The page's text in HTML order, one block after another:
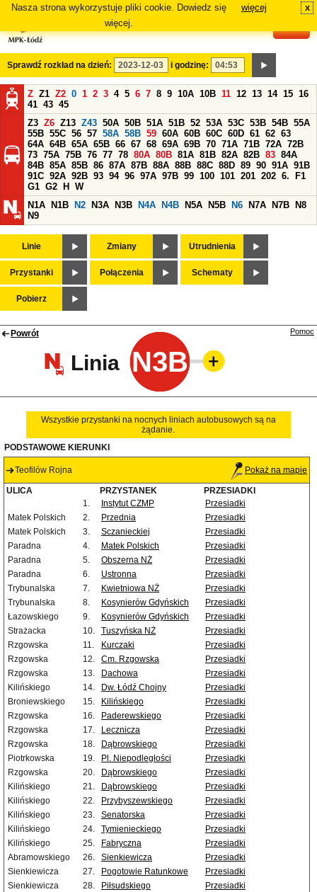
Nasza strona wykorzystuje pliki cookie. Dowiedz się
więcej.
więcej x
Sprawdź rozkład na dzień: i godzinę:
Z Z1 Z2 0 1 2 3 4 5 6 7 8 9 10A 10B 11 12 13 14 15 16
41 43 45
Z3 Z6 Z13 Z43 50A 50B 51A 51B 52 53A 53C 53B 54B 55A
55B 55C 56 57 58A 58B 59 60A 60B 60C 60D 61 62 63
64A 64B 65A 65B 66 67 68 69A 69B 70 71A 71B 72A 72B
73 75A 75B 76 77 78 80A 80B 81A 81B 82A 82B 83 84A
84B 85A 85B 86 87A 87B 88A 88B 88C 88D 89 90 91A 91B
91C 92A 92B 93 94 96 97A 97B 99 100 101 201 202 6.
F1
G1 G2 H
W
N1A
N1B N2 N3A N3B N4A N4B N5A N5B N6 N7A N7B
N8
N9
Linie Zmiany Utrudnienia
Przystanki Połączenia Schematy
Pobierz
Powrót
Linia N3B
Pomoc
Wszystkie przystanki na nocnych liniach autobusowych są na
żądanie.
PODSTAWOWE KIERUNKI
Teofilów Rojna Pokaż na mapie
ULICA PRZYSTANEK
PRZESIADKI
1.
Instytut CZMP
Przesiadki
Matek Polskich
2. Przednia
Przesiadki
Matek Polskich
3. Sczanieckiej
Przesiadki
Paradna
4. Matek Polskich
Przesiadki
Paradna
5. Obszerna NŻ
Przesiadki
Paradna
6. Ustronna
Przesiadki
Trybunalska
7. Kwietniowa NŻ
Przesiadki
Trybunalska
8. Kosynierów Gdyńskich
Przesiadki
Łazowskiego
9. Kosynierów Gdyńskich
Przesiadki
Strażacka
10. Tuszyńska NŻ
Przesiadki
Rzgowska
11. Kurczaki
Przesiadki
Rzgowska
12. Cm. Rzgowska
Przesiadki
Rzgowska
13. Dachowa
Przesiadki
Kilińskiego
14. Dw. Łódź Chojny
Przesiadki
Broniewskiego
15. Kilińskiego
Przesiadki
Rzgowska
16. Paderewskiego
Przesiadki
Rzgowska
17. Lecznicza
Przesiadki
Rzgowska
18. Dąbrowskiego
Przesiadki
Piotrkowska
19. Pl. Niepodległości
Przesiadki
Rzgowska
20. Dąbrowskiego
Przesiadki
Kilińskiego
21. Dąbrowskiego
Przesiadki
Kilińskiego
22. Przybyszewskiego
Przesiadki
Kilińskiego
23. Senatorska
Przesiadki
Kilińskiego
24. Tymienieckiego
Przesiadki
Kilińskiego
25. Fabryczna
Przesiadki
Abramowskiego
26. Sienkiewicza
Przesiadki
Sienkiewicza
27. Pogotowie Ratunkowe
Przesiadki
Sienkiewicza
28. Piłsudskiego
Przesiadki